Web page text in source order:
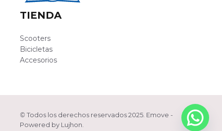
TIENDA
Scooters
Bicicletas
Accesorios
© Todos los derechos reservados 2025. Emove -
Powered by Lujhon
Artículo añadido al carrito.
0 artículos -S/ 0.00
Finalizar Compra